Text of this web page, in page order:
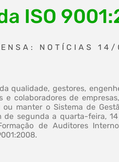
ISO
NOTÍCIAS
qualidade, gestores,
e colaboradores de
ou manter o Sistema de
de segunda a quarta-feira,
de Auditores